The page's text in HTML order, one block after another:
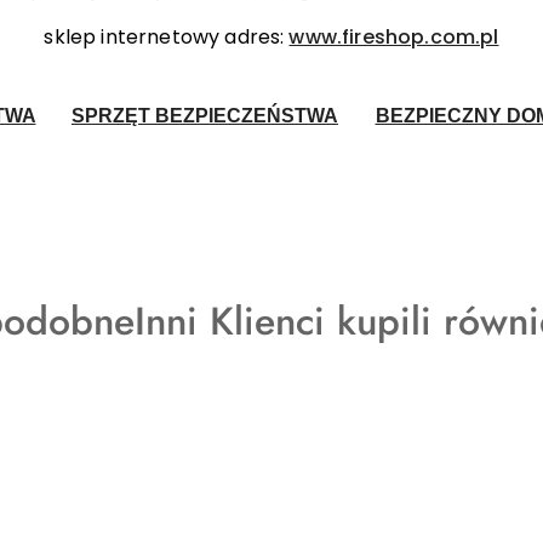
sklep internetowy adres:www.fireshop.com.pl
SPRZĘT BEZPIECZEŃSTWA BEZPIECZNY
Produkty
Inni Klienci kupili